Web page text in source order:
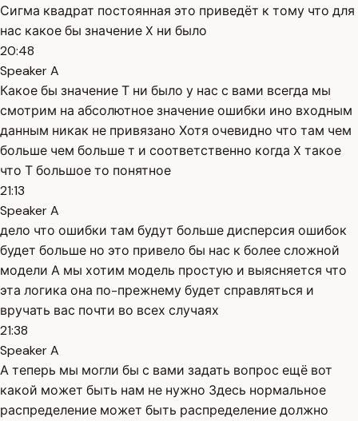
Сигма квадрат постоянная это приведёт к тому что для
нас какое бы значение X ни было
20:48
Speaker A
Какое бы значение Т ни было у нас с вами всегда мы
смотрим на абсолютное значение ошибки ино входным
данным никак не привязано Хотя очевидно что там чем
больше чем больше т и соответственно когда X такое
что Т большое то понятное
21:13
Speaker A
дело что ошибки там будут больше дисперсия ошибок
будет больше но это привело бы нас к более сложной
модели А мы хотим модель простую и выясняется что
эта логика она по-прежнему будет справляться и
вручать вас почти во всех случаях
21:38
Speaker A
А теперь мы могли бы с вами задать вопрос ещё вот
какой может быть нам не нужно Здесь нормальное
распределение может быть распределение должно